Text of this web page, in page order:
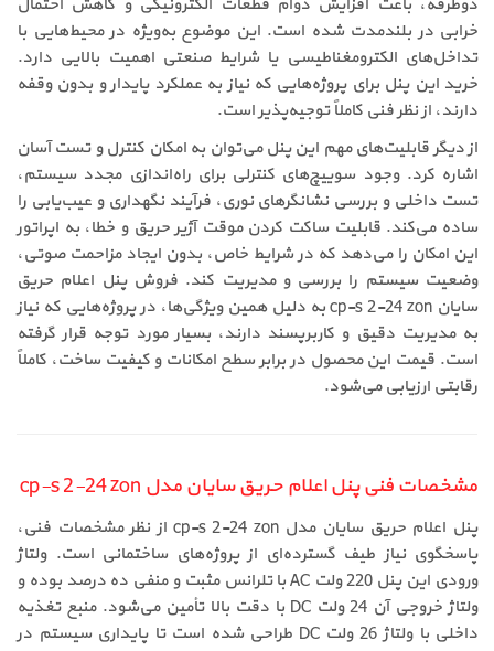
خرابی در بلندمدت شده است. این موضوع به‌ویژه در محیط‌هایی با
تداخل‌های الکترومغناطیسی یا شرایط صنعتی اهمیت بالایی دارد.
خرید این پنل برای پروژه‌هایی که نیاز به عملکرد پایدار و بدون وقفه
دارند، از نظر فنی کاملاً توجیه‌پذیر است.
از دیگر قابلیت‌های مهم این پنل می‌توان به امکان کنترل و تست آسان
اشاره کرد. وجود سوییچ‌های کنترلی برای راه‌اندازی مجدد سیستم،
تست داخلی و بررسی نشانگرهای نوری، فرآیند نگهداری و عیب‌یابی را
ساده می‌کند. قابلیت ساکت کردن موقت آژیر حریق و خطا، به اپراتور
این امکان را می‌دهد که در شرایط خاص، بدون ایجاد مزاحمت صوتی،
وضعیت سیستم را بررسی و مدیریت کند. فروش پنل اعلام حریق
سایان cp-s 2-24 zon به دلیل همین ویژگی‌ها، در پروژه‌هایی که نیاز
به مدیریت دقیق و کاربرپسند دارند، بسیار مورد توجه قرار گرفته
است. قیمت این محصول در برابر سطح امکانات و کیفیت ساخت، کاملاً
رقابتی ارزیابی می‌شود.
مشخصات فنی پنل اعلام حریق سایان مدل cp-s 2-24 zon
پنل اعلام حریق سایان مدل cp-s 2-24 zon از نظر مشخصات فنی،
پاسخگوی نیاز طیف گسترده‌ای از پروژه‌های ساختمانی است. ولتاژ
ورودی این پنل 220 ولت AC با تلرانس مثبت و منفی ده درصد بوده و
ولتاژ خروجی آن 24 ولت DC با دقت بالا تأمین می‌شود. منبع تغذیه
داخلی با ولتاژ 26 ولت DC طراحی شده است تا پایداری سیستم در